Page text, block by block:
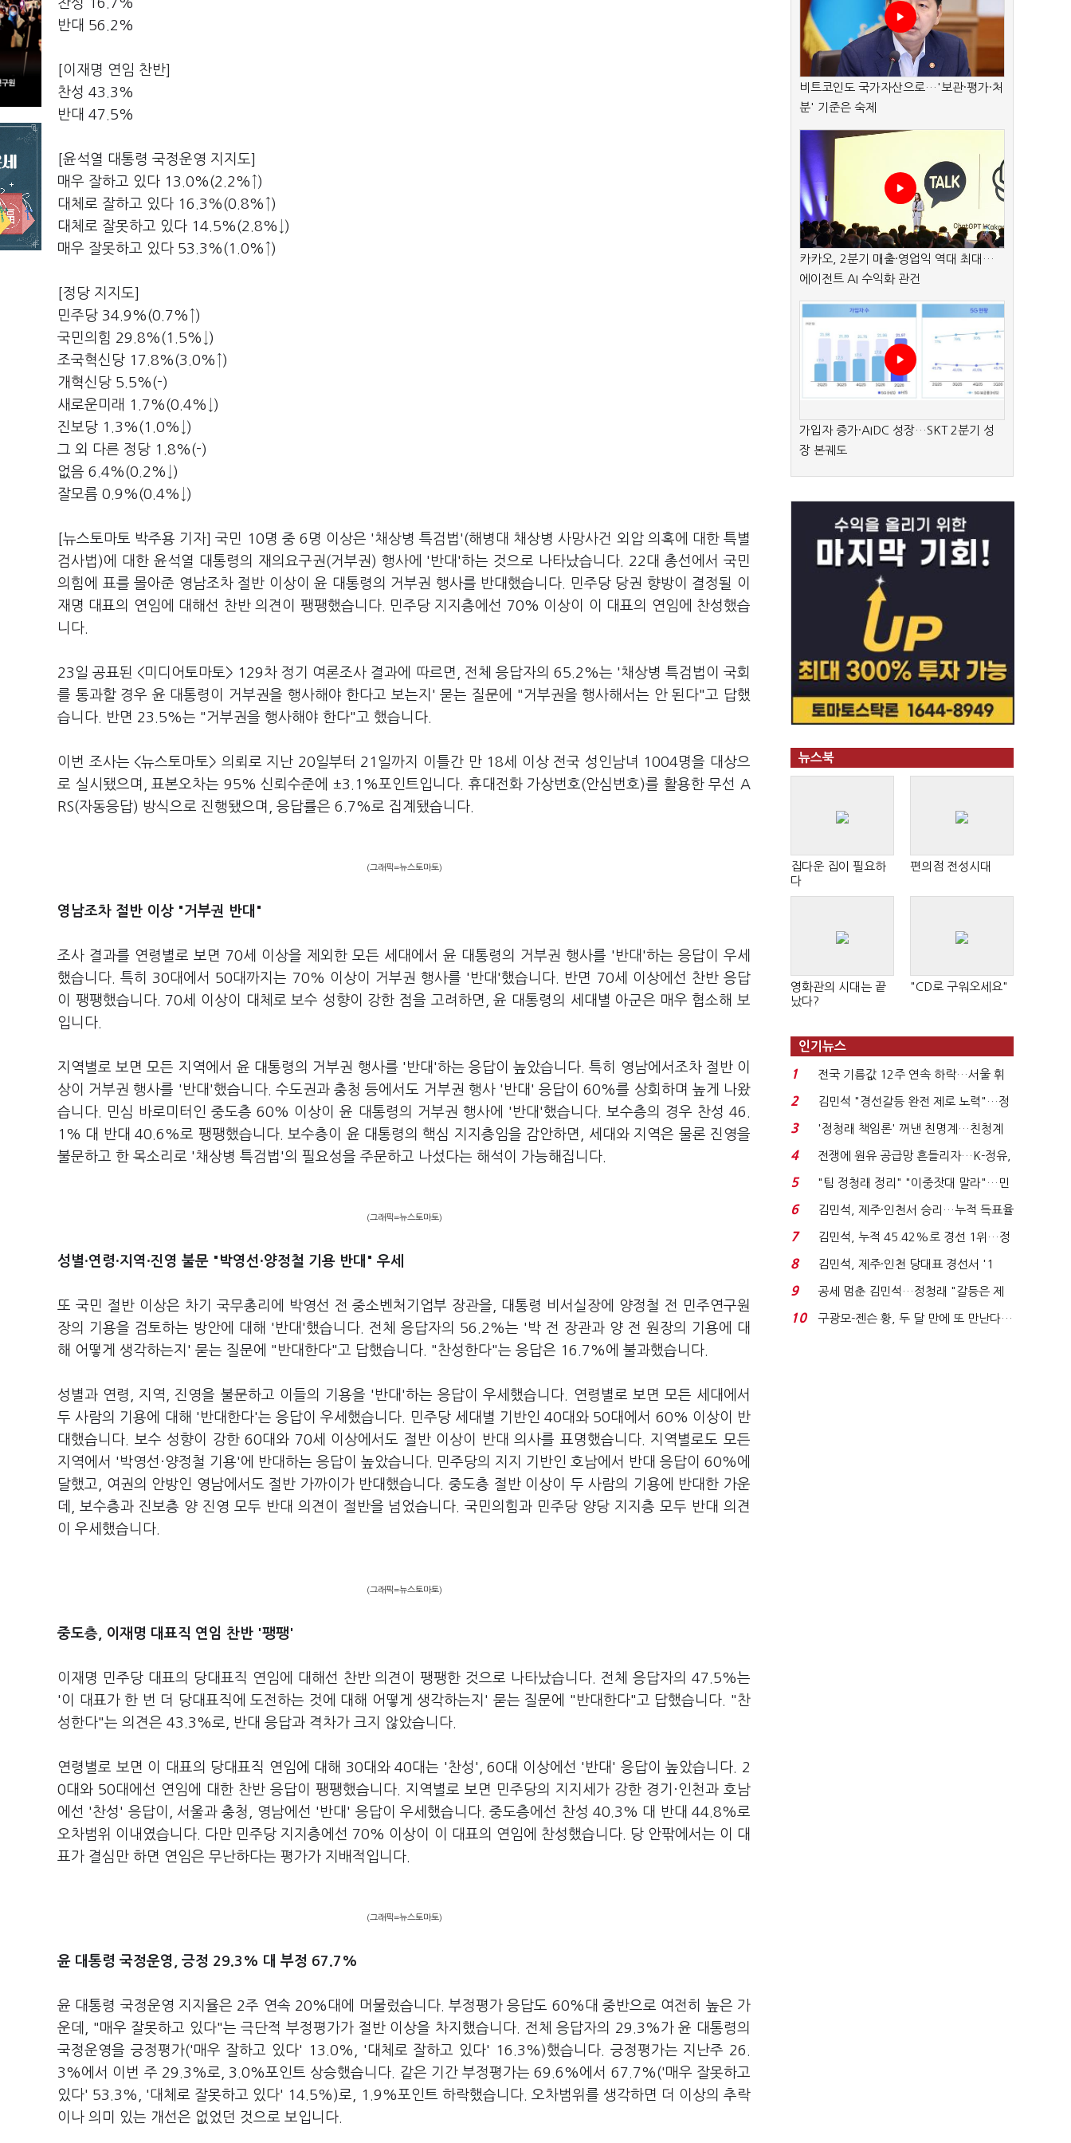
찬성 16.7%
반대 56.2%
[이재명 연임 찬반]
찬성 43.3%
반대 47.5%
[윤석열 대통령 국정운영 지지도]
매우 잘하고 있다 13.0%(2.2%↑)
대체로 잘하고 있다 16.3%(0.8%↑)
대체로 잘못하고 있다 14.5%(2.8%↓)
매우 잘못하고 있다 53.3%(1.0%↑)
[정당 지지도]
민주당 34.9%(0.7%↑)
국민의힘 29.8%(1.5%↓)
조국혁신당 17.8%(3.0%↑)
개혁신당 5.5%(-)
새로운미래 1.7%(0.4%↓)
진보당 1.3%(1.0%↓)
그 외 다른 정당 1.8%(-)
없음 6.4%(0.2%↓)
잘모름 0.9%(0.4%↓)
[뉴스토마토 박주용 기자] 국민 10명 중 6명 이상은 '채상병 특검법'(해병대 채상병 사망사건 외압 의혹에 대한 특별
검사법)에 대한 윤석열 대통령의 재의요구권(거부권) 행사에 '반대'하는 것으로 나타났습니다. 22대 총선에서 국민
의힘에 표를 몰아준 영남조차 절반 이상이 윤 대통령의 거부권 행사를 반대했습니다. 민주당 당권 향방이 결정될 이
재명 대표의 연임에 대해선 찬반 의견이 팽팽했습니다. 민주당 지지층에선 70% 이상이 이 대표의 연임에 찬성했습
니다.
23일 공표된 <미디어토마토> 129차 정기 여론조사 결과에 따르면, 전체 응답자의 65.2%는 '채상병 특검법이 국회
를 통과할 경우 윤 대통령이 거부권을 행사해야 한다고 보는지' 묻는 질문에 "거부권을 행사해서는 안 된다"고 답했
습니다. 반면 23.5%는 "거부권을 행사해야 한다"고 했습니다.
이번 조사는 <뉴스토마토> 의뢰로 지난 20일부터 21일까지 이틀간 만 18세 이상 전국 성인남녀 1004명을 대상으
로 실시됐으며, 표본오차는 95% 신뢰수준에 ±3.1%포인트입니다. 휴대전화 가상번호(안심번호)를 활용한 무선 A
RS(자동응답) 방식으로 진행됐으며, 응답률은 6.7%로 집계됐습니다.
(그래픽=뉴스토마토)
영남조차 절반 이상 "거부권 반대"
조사 결과를 연령별로 보면 70세 이상을 제외한 모든 세대에서 윤 대통령의 거부권 행사를 '반대'하는 응답이 우세
했습니다. 특히 30대에서 50대까지는 70% 이상이 거부권 행사를 '반대'했습니다. 반면 70세 이상에선 찬반 응답
이 팽팽했습니다. 70세 이상이 대체로 보수 성향이 강한 점을 고려하면, 윤 대통령의 세대별 아군은 매우 협소해 보
입니다.
지역별로 보면 모든 지역에서 윤 대통령의 거부권 행사를 '반대'하는 응답이 높았습니다. 특히 영남에서조차 절반 이
상이 거부권 행사를 '반대'했습니다. 수도권과 충청 등에서도 거부권 행사 '반대' 응답이 60%를 상회하며 높게 나왔
습니다. 민심 바로미터인 중도층 60% 이상이 윤 대통령의 거부권 행사에 '반대'했습니다. 보수층의 경우 찬성 46.
1% 대 반대 40.6%로 팽팽했습니다. 보수층이 윤 대통령의 핵심 지지층임을 감안하면, 세대와 지역은 물론 진영을
불문하고 한 목소리로 '채상병 특검법'의 필요성을 주문하고 나섰다는 해석이 가능해집니다.
(그래픽=뉴스토마토)
성별·연령·지역·진영 불문 "박영선·양정철 기용 반대" 우세
또 국민 절반 이상은 차기 국무총리에 박영선 전 중소벤처기업부 장관을, 대통령 비서실장에 양정철 전 민주연구원
장의 기용을 검토하는 방안에 대해 '반대'했습니다. 전체 응답자의 56.2%는 '박 전 장관과 양 전 원장의 기용에 대
해 어떻게 생각하는지' 묻는 질문에 "반대한다"고 답했습니다. "찬성한다"는 응답은 16.7%에 불과했습니다.
성별과 연령, 지역, 진영을 불문하고 이들의 기용을 '반대'하는 응답이 우세했습니다. 연령별로 보면 모든 세대에서
두 사람의 기용에 대해 '반대한다'는 응답이 우세했습니다. 민주당 세대별 기반인 40대와 50대에서 60% 이상이 반
대했습니다. 보수 성향이 강한 60대와 70세 이상에서도 절반 이상이 반대 의사를 표명했습니다. 지역별로도 모든
지역에서 '박영선·양정철 기용'에 반대하는 응답이 높았습니다. 민주당의 지지 기반인 호남에서 반대 응답이 60%에
달했고, 여권의 안방인 영남에서도 절반 가까이가 반대했습니다. 중도층 절반 이상이 두 사람의 기용에 반대한 가운
데, 보수층과 진보층 양 진영 모두 반대 의견이 절반을 넘었습니다. 국민의힘과 민주당 양당 지지층 모두 반대 의견
이 우세했습니다.
(그래픽=뉴스토마토)
중도층, 이재명 대표직 연임 찬반 '팽팽'
이재명 민주당 대표의 당대표직 연임에 대해선 찬반 의견이 팽팽한 것으로 나타났습니다. 전체 응답자의 47.5%는
'이 대표가 한 번 더 당대표직에 도전하는 것에 대해 어떻게 생각하는지' 묻는 질문에 "반대한다"고 답했습니다. "찬
성한다"는 의견은 43.3%로, 반대 응답과 격차가 크지 않았습니다.
연령별로 보면 이 대표의 당대표직 연임에 대해 30대와 40대는 '찬성', 60대 이상에선 '반대' 응답이 높았습니다. 2
0대와 50대에선 연임에 대한 찬반 응답이 팽팽했습니다. 지역별로 보면 민주당의 지지세가 강한 경기·인천과 호남
에선 '찬성' 응답이, 서울과 충청, 영남에선 '반대' 응답이 우세했습니다. 중도층에선 찬성 40.3% 대 반대 44.8%로
오차범위 이내였습니다. 다만 민주당 지지층에선 70% 이상이 이 대표의 연임에 찬성했습니다. 당 안팎에서는 이 대
표가 결심만 하면 연임은 무난하다는 평가가 지배적입니다.
(그래픽=뉴스토마토)
윤 대통령 국정운영, 긍정 29.3% 대 부정 67.7%
윤 대통령 국정운영 지지율은 2주 연속 20%대에 머물렀습니다. 부정평가 응답도 60%대 중반으로 여전히 높은 가
운데, "매우 잘못하고 있다"는 극단적 부정평가가 절반 이상을 차지했습니다. 전체 응답자의 29.3%가 윤 대통령의
국정운영을 긍정평가('매우 잘하고 있다' 13.0%, '대체로 잘하고 있다' 16.3%)했습니다. 긍정평가는 지난주 26.
3%에서 이번 주 29.3%로, 3.0%포인트 상승했습니다. 같은 기간 부정평가는 69.6%에서 67.7%('매우 잘못하고
있다' 53.3%, '대체로 잘못하고 있다' 14.5%)로, 1.9%포인트 하락했습니다. 오차범위를 생각하면 더 이상의 추락
이나 의미 있는 개선은 없었던 것으로 보입니다.
비트코인도 국가자산으로…'보관·평가·처
분' 기준은 숙제
카카오, 2분기 매출·영업익 역대 최대…
에이전트 AI 수익화 관건
가입자 증가·AIDC 성장…SKT 2분기 성
장 본궤도
뉴스북
집다운 집이 필요하
다
편의점 전성시대
영화관의 시대는 끝
났다?
"CD로 구워오세요"
인기뉴스
1
전국 기름값 12주 연속 하락…서울 휘
발윳값 1909원...
2
김민석 "경선갈등 완전 제로 노력"…정
청래 "반명 공세 사...
3
'정청래 책임론' 꺼낸 친명계…친청계
는 추가투표 때리기...
4
전쟁에 원유 공급망 흔들리자…K-정유,
에너지안보 핵심...
5
"팀 정청래 정리" "이중잣대 말라"…민
주 최고위원 계파 다...
6
김민석, 제주·인천서 승리…누적 득표율
'1위 탈환'(종합)...
7
김민석, 누적 45.42%로 경선 1위…정
청래와 격차 0.86%p(...
8
김민석, 제주·인천 당대표 경선서 '1
위'(1보)...
9
공세 멈춘 김민석…정청래 "갈등은 제
가 수습"
10
구광모-젠슨 황, 두 달 만에 또 만난다…